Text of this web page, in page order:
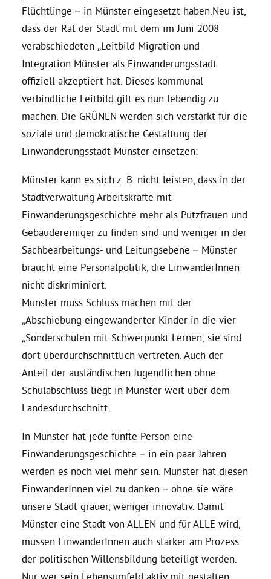
Fraktionsgeschäftsstelle
Bezirksvertretungen
Aktiv werden
Arbeitsgruppen
Mitglied werden
Engagement-Sprechstunde
Grüne Jugend
CampusGrün
Aktuelles
Termine
Kontakt
Flüchtlinge – in Münster eingesetzt haben.Neu ist,
dass der Rat der Stadt mit dem im Juni 2008
verabschiedeten „Leitbild Migration und
Integration Münster als Einwanderungsstadt
offiziell akzeptiert hat. Dieses kommunal
verbindliche Leitbild gilt es nun lebendig zu
machen. Die GRÜNEN werden sich verstärkt für die
soziale und demokratische Gestaltung der
Einwanderungsstadt Münster einsetzen:
Münster kann es sich z. B. nicht leisten, dass in der
Stadtverwaltung Arbeitskräfte mit
Einwanderungsgeschichte mehr als Putzfrauen und
Gebäudereiniger zu finden sind und weniger in der
Sachbearbeitungs- und Leitungsebene – Münster
braucht eine Personalpolitik, die EinwanderInnen
nicht diskriminiert.
Münster muss Schluss machen mit der
„Abschiebung eingewanderter Kinder in die vier
„Sonderschulen mit Schwerpunkt Lernen; sie sind
dort überdurchschnittlich vertreten. Auch der
Anteil der ausländischen Jugendlichen ohne
Schulabschluss liegt in Münster weit über dem
Landesdurchschnitt.
In Münster hat jede fünfte Person eine
Einwanderungsgeschichte – in ein paar Jahren
werden es noch viel mehr sein. Münster hat diesen
EinwanderInnen viel zu danken – ohne sie wäre
unsere Stadt grauer, weniger innovativ. Damit
Münster eine Stadt von ALLEN und für ALLE wird,
müssen EinwanderInnen auch stärker am Prozess
der politischen Willensbildung beteiligt werden.
Nur wer sein Lebensumfeld aktiv mit gestalten